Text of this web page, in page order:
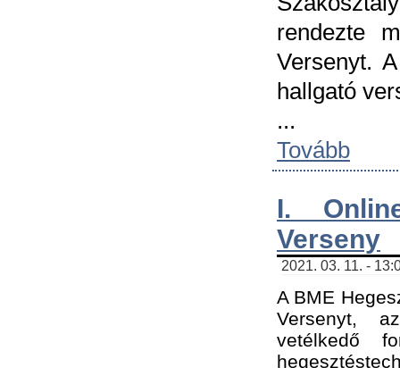
rendezte
Versenyt.
hallgató
...
Tovább
I.
Verseny
2021. 03. 11. -
A BME
Versenyt,
vetélkedő